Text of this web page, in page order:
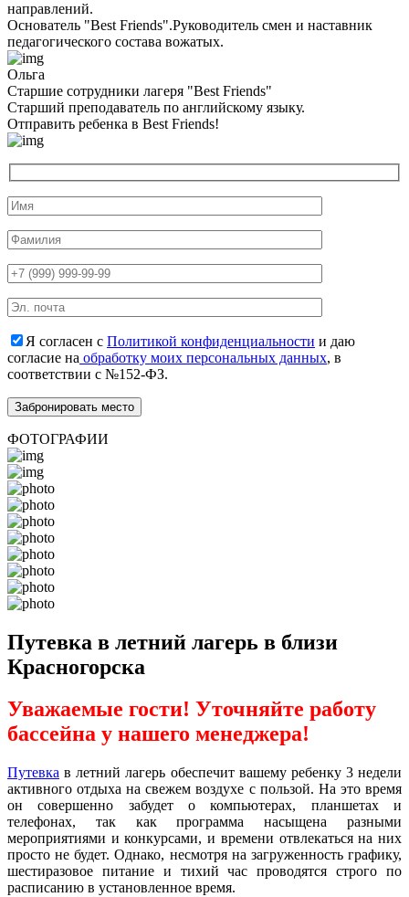
направлений.
Основатель "Best Friends".Руководитель смен и наставник
педагогического состава вожатых.
Ольга
Старшие сотрудники лагеря "Best Friends"
Cтарший преподаватель по английскому языку.
Отправить ребенка в Best Friends!
Я согласен с Политикой конфиденциальности и даю
согласие на обработку моих персональных данных, в
соответствии с №152-ФЗ.
ФОТОГРАФИИ
Путевка в летний лагерь в близи
Красногорска
Уважаемые гости! Уточняйте работу
бассейна у нашего менеджера!
Путевка в летний лагерь обеспечит вашему ребенку 3 недели
активного отдыха на свежем воздухе с пользой. На это время
он совершенно забудет о компьютерах, планшетах и
телефонах, так как программа насыщена разными
мероприятиями и конкурсами, и времени отвлекаться на них
просто не будет. Однако, несмотря на загруженность графику,
шестиразовое питание и тихий час проводятся строго по
расписанию в установленное время.